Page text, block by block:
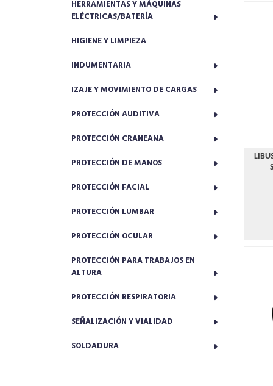
HERRAMIENTAS Y MÁQUINAS
ELÉCTRICAS/BATERÍA
HIGIENE Y LIMPIEZA
INDUMENTARIA
IZAJE Y MOVIMIENTO DE CARGAS
PROTECCIÓN AUDITIVA
PROTECCIÓN CRANEANA
PROTECCIÓN DE MANOS
PROTECCIÓN FACIAL
PROTECCIÓN LUMBAR
PROTECCIÓN OCULAR
PROTECCIÓN PARA TRABAJOS EN
ALTURA
PROTECCIÓN RESPIRATORIA
SEÑALIZACIÓN Y VIALIDAD
SOLDADURA